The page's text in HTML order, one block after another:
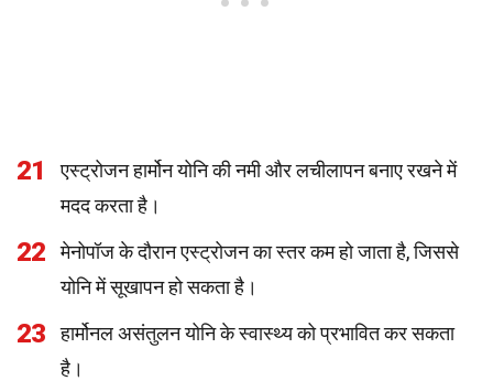
21
एस्ट्रोजन हार्मोन योनि की नमी और लचीलापन बनाए रखने में
मदद करता है।
22
मेनोपॉज के दौरान एस्ट्रोजन का स्तर कम हो जाता है, जिससे
योनि में सूखापन हो सकता है।
23
हार्मोनल असंतुलन योनि के स्वास्थ्य को प्रभावित कर सकता
है।